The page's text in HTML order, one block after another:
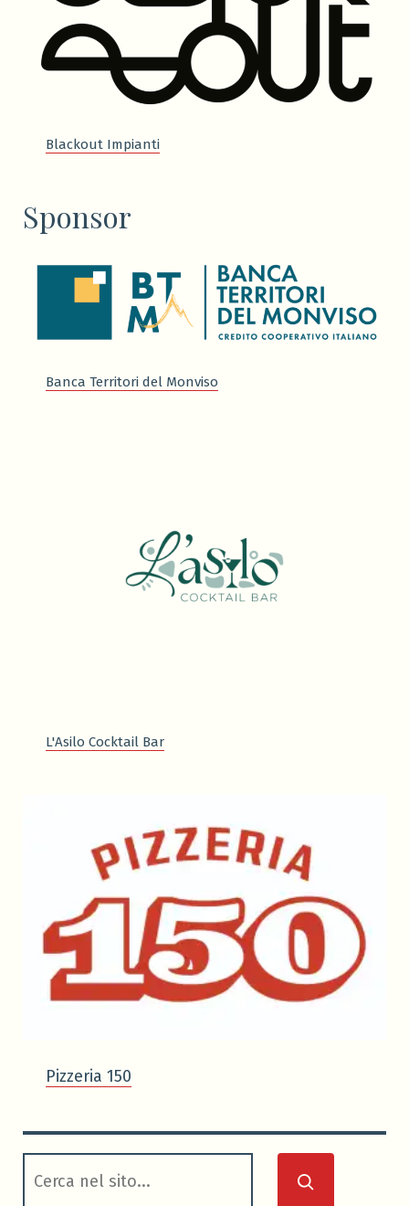
Blackout Impianti
Sponsor
Banca Territori del Monviso
L'Asilo Cocktail Bar
Pizzeria 150